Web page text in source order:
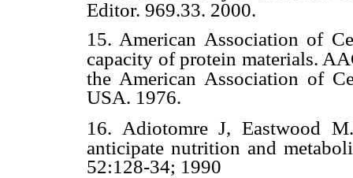
Editor. 969.33. 2000.
15. American Association of
capacity of protein materials.
the American Association of
USA. 1976.
16. Adiotomre J, Eastwood
anticipate nutrition and
52:128-34; 1990